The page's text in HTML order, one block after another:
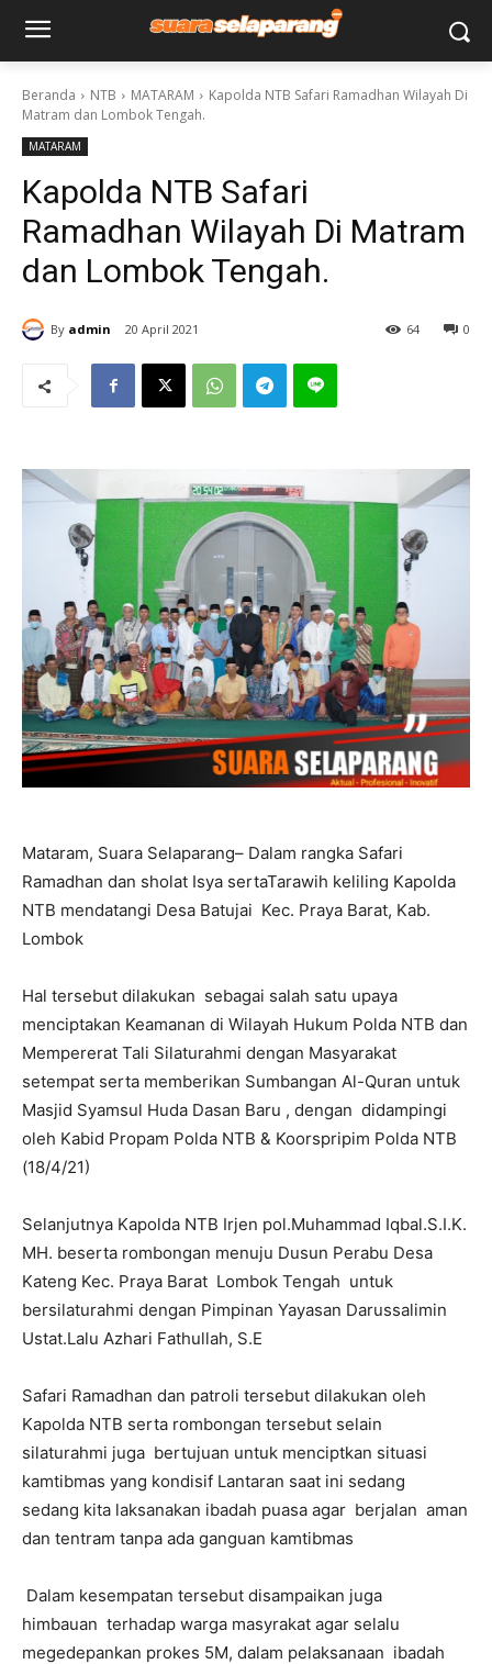
Beranda NTB MATARAM
Kapolda NTB Safari Ramadhan Wilayah Di
Matram dan Lombok Tengah.
MATARAM
Kapolda NTB Safari
Ramadhan Wilayah Di Matram
dan Lombok Tengah.
By admin 20 April 2021 0
64
Mataram, Suara Selaparang– Dalam rangka Safari
Ramadhan dan sholat Isya sertaTarawih keliling Kapolda
NTB mendatangi Desa Batujai Kec. Praya Barat, Kab.
Lombok
Hal tersebut dilakukan sebagai salah satu upaya
menciptakan Keamanan di Wilayah Hukum Polda NTB dan
Mempererat Tali Silaturahmi dengan Masyarakat
setempat serta memberikan Sumbangan Al-Quran untuk
Masjid Syamsul Huda Dasan Baru , dengan didampingi
oleh Kabid Propam Polda NTB & Koorspripim Polda NTB
(18/4/21)
Selanjutnya Kapolda NTB Irjen pol.Muhammad Iqbal.S.I.K.
MH. beserta rombongan menuju Dusun Perabu Desa
Kateng Kec. Praya Barat Lombok Tengah untuk
bersilaturahmi dengan Pimpinan Yayasan Darussalimin
Ustat.Lalu Azhari Fathullah, S.E
Safari Ramadhan dan patroli tersebut dilakukan oleh
Kapolda NTB serta rombongan tersebut selain
silaturahmi juga bertujuan untuk menciptkan situasi
kamtibmas yang kondisif Lantaran saat ini sedang
sedang kita laksanakan ibadah puasa agar berjalan aman
dan tentram tanpa ada ganguan kamtibmas
Dalam kesempatan tersebut disampaikan juga
himbauan terhadap warga masyrakat agar selalu
megedepankan prokes 5M, dalam pelaksanaan ibadah